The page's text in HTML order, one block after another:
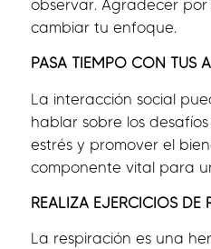
observar. Agradecer
cambiar tu enfoque.
PASA TIEMPO CON TUS
La interacción social
hablar sobre los
estrés y promover el
componente vital para
REALIZA EJERCICIOS DE
La respiración es una